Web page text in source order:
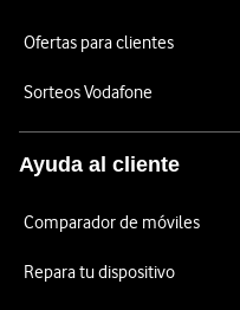
Ofertas para clientes
Sorteos Vodafone
Ayuda al cliente
Comparador de móviles
Repara tu dispositivo